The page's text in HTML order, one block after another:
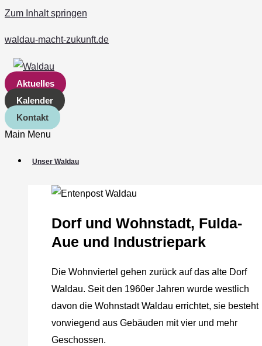
Zum Inhalt springen
waldau-macht-zukunft.de
Aktuelles
Kalender
Kontakt
Main Menu
Unser Waldau
Dorf und Wohnstadt, Fulda‐
Aue und Industriepark
Die Wohnviertel gehen zurück auf das alte Dorf
Waldau. Seit den 1960er Jahren wurde westlich
davon die Wohnstadt Waldau errichtet, sie besteht
vorwiegend aus Gebäuden mit vier und mehr
Geschossen.